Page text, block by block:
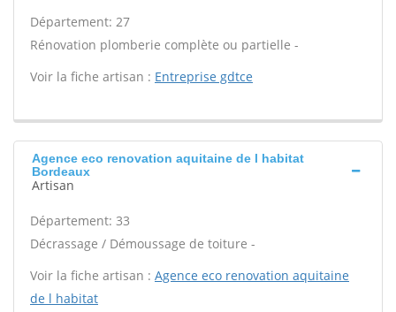
Département: 27
Rénovation plomberie complète ou partielle -
Voir la fiche artisan : Entreprise gdtce
Agence eco renovation aquitaine de l habitat
Bordeaux
Artisan
Département: 33
Décrassage / Démoussage de toiture -
Voir la fiche artisan : Agence eco renovation aquitaine
de l habitat